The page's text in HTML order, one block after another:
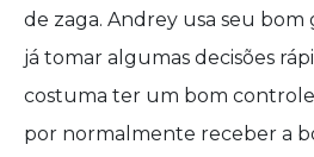
de zaga. Andrey usa seu bom
já tomar algumas decisões
costuma ter um bom
por normalmente receber a